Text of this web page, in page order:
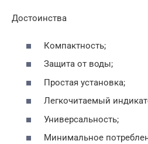
Достоинства
Компактность;
Защита от воды;
Простая установка;
Легкочитаемый
Универсальность;
Минимальное